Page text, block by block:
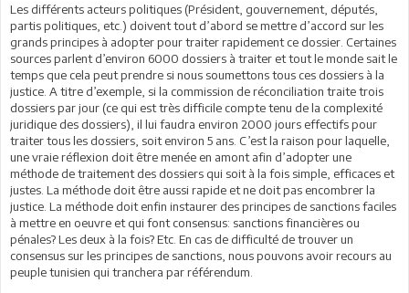
Les différents acteurs politiques (Président, gouvernement, députés,
partis politiques, etc.) doivent tout d’abord se mettre d’accord sur les
grands principes à adopter pour traiter rapidement ce dossier. Certaines
sources parlent d’environ 6000 dossiers à traiter et tout le monde sait le
temps que cela peut prendre si nous soumettons tous ces dossiers à la
justice. A titre d’exemple, si la commission de réconciliation traite trois
dossiers par jour (ce qui est très difficile compte tenu de la complexité
juridique des dossiers), il lui faudra environ 2000 jours effectifs pour
traiter tous les dossiers, soit environ 5 ans. C’est la raison pour laquelle,
une vraie réflexion doit être menée en amont afin d’adopter une
méthode de traitement des dossiers qui soit à la fois simple, efficaces et
justes. La méthode doit être aussi rapide et ne doit pas encombrer la
justice. La méthode doit enfin instaurer des principes de sanctions faciles
à mettre en oeuvre et qui font consensus: sanctions financières ou
pénales? Les deux à la fois? Etc. En cas de difficulté de trouver un
consensus sur les principes de sanctions, nous pouvons avoir recours au
peuple tunisien qui tranchera par référendum.